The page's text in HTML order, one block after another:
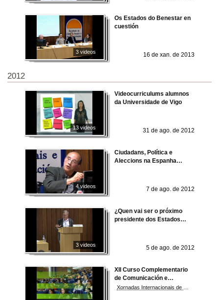
3 videos
Os Estados do Benestar en
cuestión
16 de xan. de 2013
2012
13 videos
Videocurriculums alumnos
da Universidade de Vigo
31 de ago. de 2012
4 videos
Ciudadans, Política e
Aleccions na Espanha
7 de ago. de 2012
3 videos
¿Quen vai ser o próximo
presidente dos Estados
5 de ago. de 2012
XII Curso Complementario
de Comunicación e
Protocolo